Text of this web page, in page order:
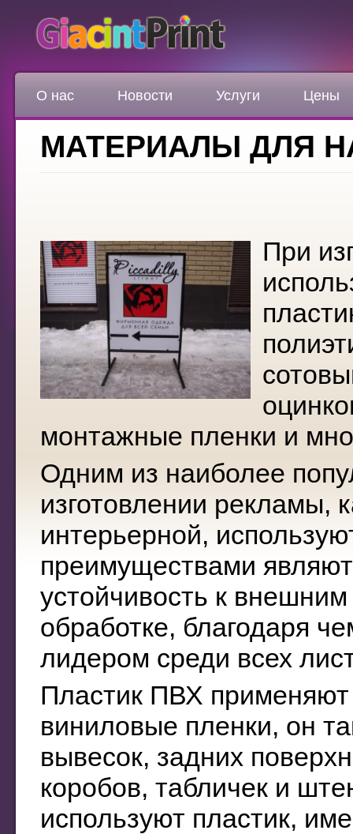
О нас Новости Услуги Цены
МАТЕРИАЛЫ ДЛЯ
При
монтажные пленки и
Одним из наиболее
изготовлении рекламы,
интерьерной,
преимуществами
устойчивость к
обработке, благодаря
лидером среди всех
Пластик ПВХ применяют
виниловые пленки, он
вывесок, задних
коробов, табличек и
используют пластик,